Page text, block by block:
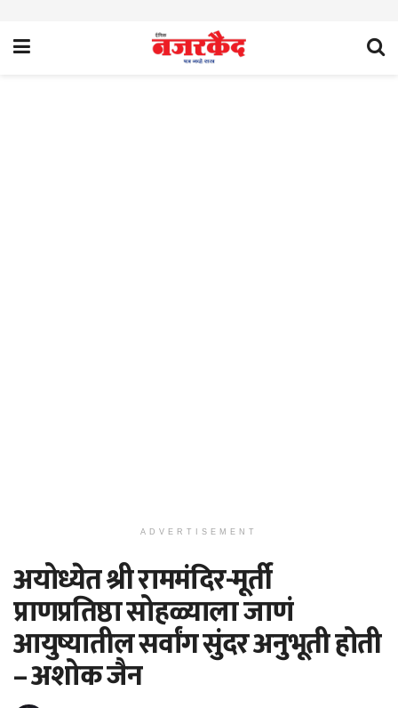
ADVERTISEMENT
अयोध्येत श्री राममंदिर-मूर्ती
प्राणप्रतिष्ठा सोहळ्याला जाणं
आयुष्यातील सर्वांग सुंदर अनुभूती होती
– अशोक जैन